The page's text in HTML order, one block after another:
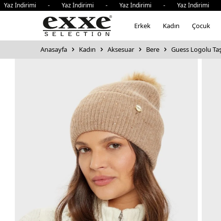
İndirimi - Yaz İndirimi - Yaz İndirimi - Yaz
Erkek Kadın Çocuk
Anasayfa Kadın Aksesuar Bere Guess Logolu